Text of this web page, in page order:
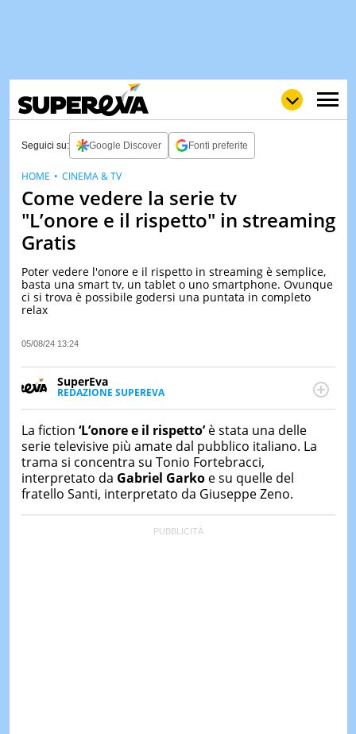
WOW
POP
STORIE
&
Seguici su: Google Discover Fonti preferite
Come vedere la serie tv
"L’onore e il rispetto" in streaming
Gratis
Poter vedere l'onore e il rispetto in streaming è semplice,
basta una smart tv, un tablet o uno smartphone. Ovunque
ci si trova è possibile godersi una puntata in completo
relax
05/08/24 13:24
SuperEva
REDAZIONE SUPEREVA
SuperEva è il magazine di Italiaonline dedicato a
Pensato per tutti ma soprattutto per la GenZ, molto
“social” e sempre in cerca di notizie originali. Dalle
tendenze del momento ai fatti più strani alle
scoperte più divertenti: mille storie da scoprire ogni
giorno”
HOME CINEMA & TV
La fiction ‘L’onore e il rispetto’è stata una delle
serie televisive più amate dal pubblico italiano. La
trama si concentra su Tonio Fortebracci,
interpretato da Gabriel Garkoe su quelle del
fratello Santi, interpretato da Giuseppe Zeno.